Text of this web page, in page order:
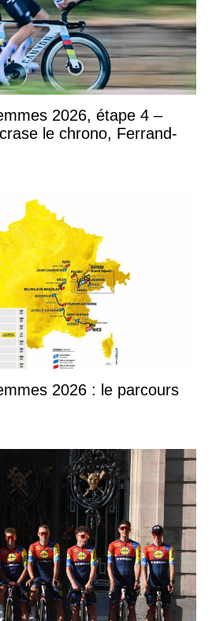
2026, étape 4 –
le chrono, Ferrand-
2026 : le parcours